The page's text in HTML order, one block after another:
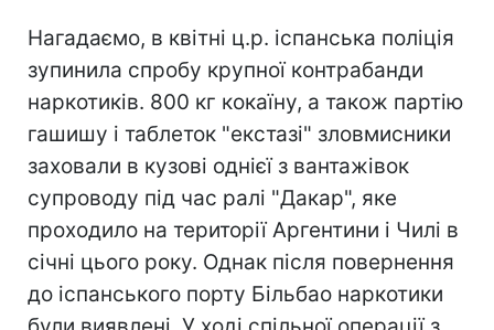
Нагадаємо, в квітні ц.р. іспанська поліція
зупинила спробу крупної контрабанди
наркотиків. 800 кг кокаїну, а також партію
гашишу і таблеток "екстазі" зловмисники
заховали в кузові однієї з вантажівок
супроводу під час ралі "Дакар", яке
проходило на території Аргентини і Чилі в
січні цього року. Однак після повернення
до іспанського порту Більбао наркотики